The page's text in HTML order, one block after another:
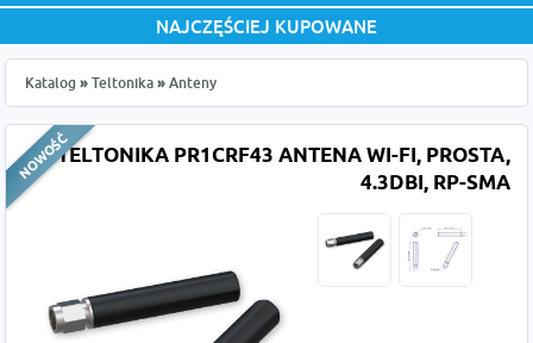
NAJCZĘŚCIEJ KUPOWANE
Katalog » Teltonika » Anteny
TELTONIKA PR1CRF43 ANTENA WI-FI, PROSTA,
4.3DBI, RP-SMA